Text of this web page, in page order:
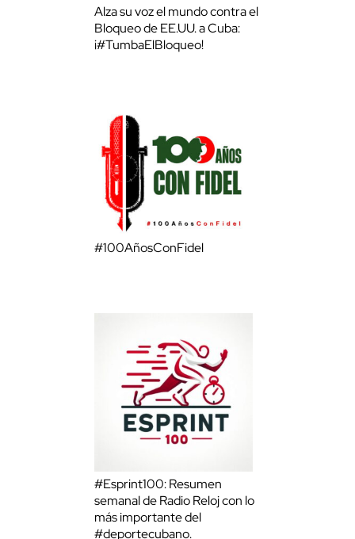
Alza su voz el mundo contra el
Bloqueo de EE.UU. a Cuba:
¡#TumbaElBloqueo!
#100AñosConFidel
#Esprint100: Resumen
semanal de Radio Reloj con lo
más importante del
#deportecubano.